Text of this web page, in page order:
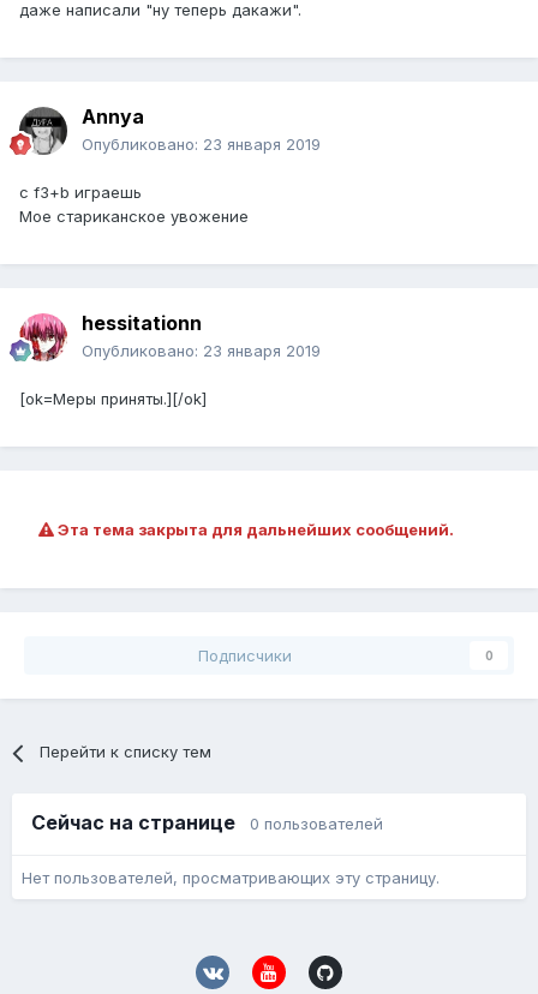
даже написали "ну теперь дакажи".
Annya
Опубликовано: 23 января 2019
с f3+b играешь
Мое стариканское увожение
hessitationn
Опубликовано: 23 января 2019
[ok=Меры приняты.][/ok]
Эта тема закрыта для дальнейших сообщений.
Подписчики 0
Перейти к списку тем
Сейчас на странице 0 пользователей
Нет пользователей, просматривающих эту страницу.